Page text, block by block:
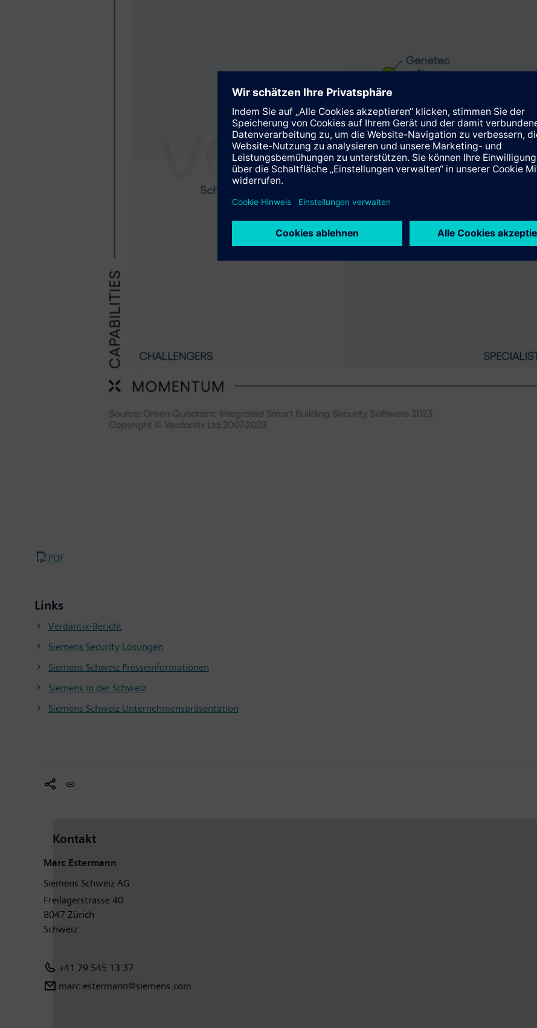
PDF
Links
Verdantix-Bericht
Siemens Security Lösungen
Siemens Schweiz Presseinformationen
Siemens in der Schweiz
Siemens Schweiz Unternehmenspräsentation
Kontakt
Marc Estermann
Siemens Schweiz AG
Freilagerstrasse 40
8047 Zürich
Schweiz
+41 79 545 13 37
marc.estermann@siemens.com